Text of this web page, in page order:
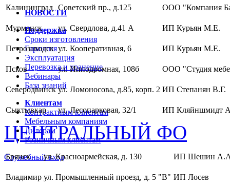
НОВОСТИ
Поддержка
Сроки изготовления
Гарантия
Эксплуатация
Перевозка и хранение
Вебинары
База знаний
Клиентам
Контрактным клиентам
Мебельным компаниям
Дилерам
Розничным клиентам
Служебный вход
Калининград Советский пр., д.125 ООО "Компания
Мурманск ул. Свердлова, д.41 А ИП Курьян М.Е.
Петрозаводск ул. Кооперативная, 6 ИП Курьян М.Е.
Псков ул. Ипподромная, 108б ООО "Студия
Северодвинск ул. Ломоносова, д.85, корп. 2 ИП Степанян В.Г.
Сыктывкар ул. Лесопарковая, 32/1 ИП Кляйншмидт
ЦЕНТРАЛЬНЫЙ ФО
Брянск ул. Красноармейская, д. 130 ИП Шешин
Владимир ул. Промышленный проезд, д. 5 "В" ИП Лосев